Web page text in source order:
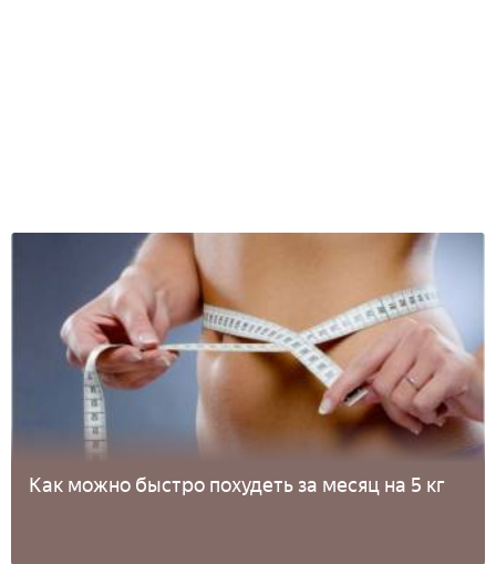
Как можно быстро похудеть за месяц на 5 кг